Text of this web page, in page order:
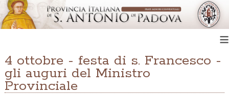
≡
4 ottobre - festa di s. Francesco -
gli auguri del Ministro
Provinciale